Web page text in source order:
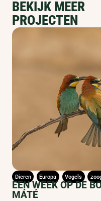
BEKIJK MEER
PROJECTEN
Dieren Europa Vogels
EEN WEEK OP DE
MÁTÉ